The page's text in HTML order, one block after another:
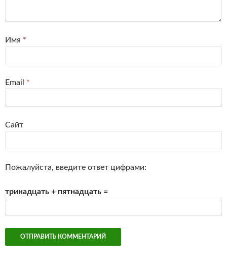
Имя *
Email *
Сайт
Пожалуйста, введите ответ цифрами:
тринадцать + пятнадцать =